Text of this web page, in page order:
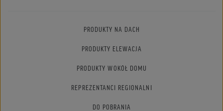
PRODUKTY NA DACH
PRODUKTY ELEWACJA
PRODUKTY WOKÓŁ DOMU
REPREZENTANCI REGIONALNI
DO POBRANIA